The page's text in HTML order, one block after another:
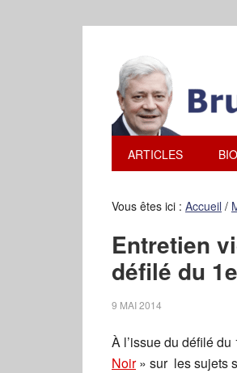
ARTICLES
Vous êtes ici : Accueil /
Entretien
défilé du
9 MAI 2014
À l’issue du défilé
Noir» sur les sujets